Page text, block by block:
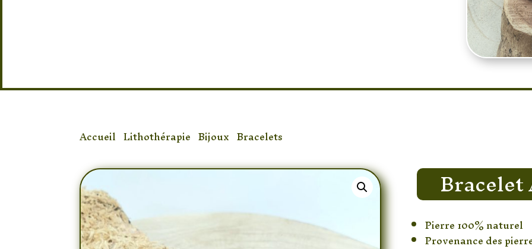
Accueil /Lithothérapie /Bijoux /Bracelets
Pierre 100% naturel
Provenance des